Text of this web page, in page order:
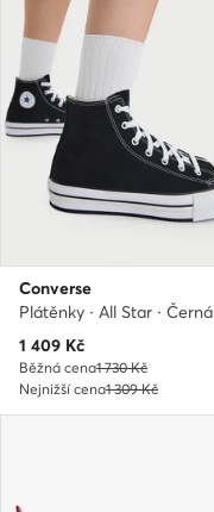
Converse
Plátěnky · All Star · Černá
Aktuální cena
1 409 Kč
Běžná cena1 730 Kč
Nejnižší cena1 309 Kč